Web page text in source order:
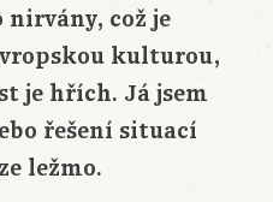
což je
kulturou,
je hřích. Já jsem
řešení situací
ležmo.